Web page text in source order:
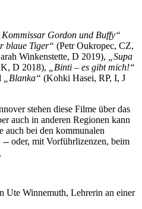
„Kommissar Gordon und Buffy“
blaue Tiger“ (Petr Oukropec, CZ,
Winkenstette, D 2019),
„Supa
D 2018),
„Binti – es gibt mich!“
„Blanka“ (Kohki Hasei, RP, I, J
stehen diese Filme über das
auch in anderen Regionen kann
auch bei den kommunalen
oder, mit Vorführlizenzen, beim
Ute Winnemuth, Lehrerin an einer